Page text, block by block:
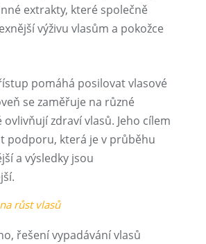
extrakty, které společně
výživu vlasům a pokožce
pomáhá posilovat vlasové
se zaměřuje na různé
zdraví vlasů. Jeho cílem
podporu, která je v průběhu
a výsledky jsou
růst vlasů
řešení vypadávání vlasů